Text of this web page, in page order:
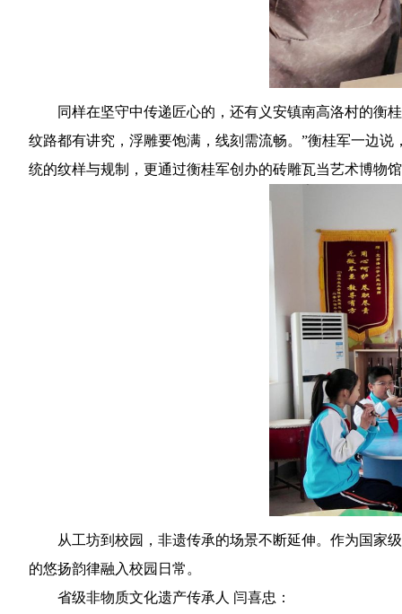
同样在坚守中传递匠心的，还有义安镇南高洛村的衡
纹路都有讲究，浮雕要饱满，线刻需流畅。”衡桂军一边
统的纹样与规制，更通过衡桂军创办的砖雕瓦当艺术博物
从工坊到校园，非遗传承的场景不断延伸。作为国家
的悠扬韵律融入校园日常。
省级非物质文化遗产传承人 闫喜忠：